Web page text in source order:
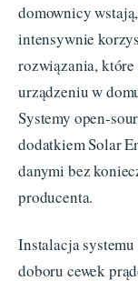
domownicy
intensywnie
rozwiązania,
urządzeniu w
Systemy open-
dodatkiem Solar
danymi bez
producenta.
Instalacja
doboru cewek